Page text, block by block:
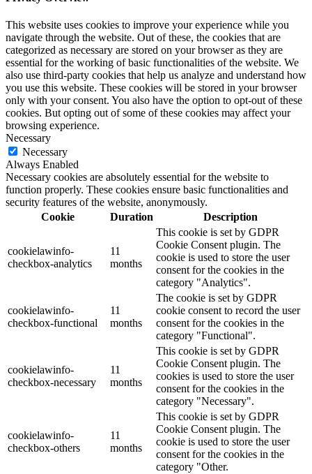
This website uses cookies to improve your experience while you
navigate through the website. Out of these, the cookies that are
categorized as necessary are stored on your browser as they are
essential for the working of basic functionalities of the website. We
also use third-party cookies that help us analyze and understand how
you use this website. These cookies will be stored in your browser
only with your consent. You also have the option to opt-out of these
cookies. But opting out of some of these cookies may affect your
browsing experience.
Necessary
Necessary
Always Enabled
Necessary cookies are absolutely essential for the website to
function properly. These cookies ensure basic functionalities and
security features of the website, anonymously.
Cookie
Duration Description
cookielawinfo-
checkbox-analytics
11
months
This cookie is set by GDPR
Cookie Consent plugin. The
cookie is used to store the user
consent for the cookies in the
category "Analytics".
cookielawinfo-
checkbox-functional
11
months
The cookie is set by GDPR
cookie consent to record the user
consent for the cookies in the
category "Functional".
cookielawinfo-
checkbox-necessary
11
months
This cookie is set by GDPR
Cookie Consent plugin. The
cookies is used to store the user
consent for the cookies in the
category "Necessary".
cookielawinfo-
checkbox-others
11
months
This cookie is set by GDPR
Cookie Consent plugin. The
cookie is used to store the user
consent for the cookies in the
category "Other.